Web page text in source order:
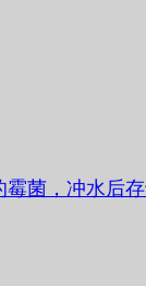
霉菌，冲水后